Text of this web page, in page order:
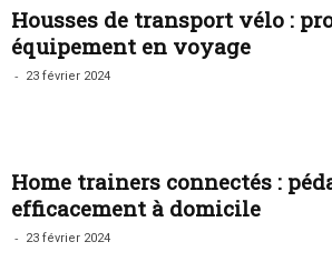
Housses de transport vélo :
équipement en voyage
- 23 février 2024
Home trainers connectés :
efficacement à domicile
- 23 février 2024